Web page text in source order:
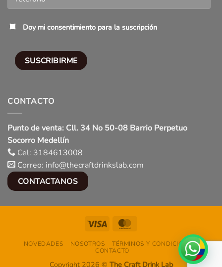
Doy mi consentimiento para la suscripción
CONTACTO
Punto de venta: Cll. 34 No 50-08 Barrio Perpetuo
Socorro Medellín
Cel: 3184613008
Correo: info@thecraftdrinkslab.com
CONTACTANOS
Visa
NOVEDADES NOSOTROS
TÉRMINOS Y CONDICIONES
CONTACTO
Copyright 2026 © The Craft Drink Lab